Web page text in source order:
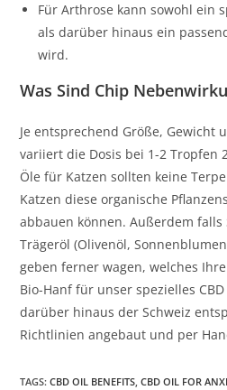
Für Arthrose kann sowohl ein
als darüber hinaus ein
wird.
Was Sind Chip
Je entsprechend Größe, Gewicht
variiert die Dosis bei 1-2 Tropfen
Öle für Katzen sollten keine
Katzen diese organische
abbauen können. Außerdem falls
Trägeröl (Olivenöl,
geben ferner wagen, welches
Bio-Hanf für unser spezielles
darüber hinaus der Schweiz
Richtlinien angebaut und per
TAGS:CBD OIL BENEFITS, CBD OIL FOR